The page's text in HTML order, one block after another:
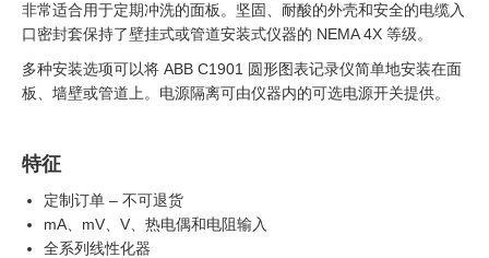
非常适合用于定期冲洗的面板。坚固、耐酸的外壳和安全的电缆入
口密封套保持了壁挂式或管道安装式仪器的 NEMA 4X 等级。
多种安装选项可以将 ABB C1901 圆形图表记录仪简单地安装在面
板、墙壁或管道上。电源隔离可由仪器内的可选电源开关提供。
特征
定制订单 – 不可退货
mA、mV、V、热电偶和电阻输入
全系列线性化器